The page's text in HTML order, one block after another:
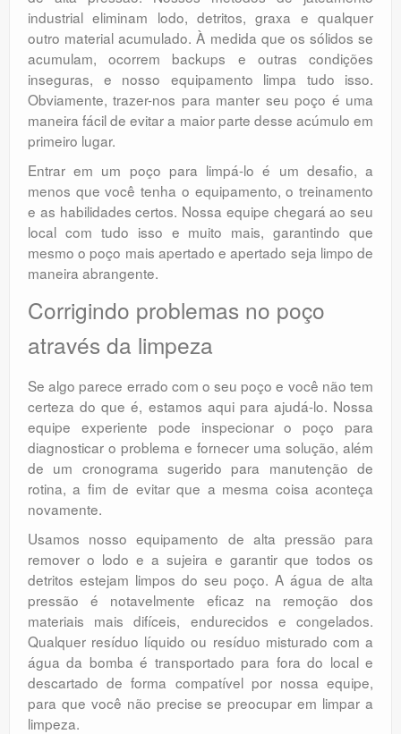
industrial eliminam lodo, detritos, graxa e qualquer
outro material acumulado. À medida que os sólidos se
acumulam, ocorrem backups e outras condições
inseguras, e nosso equipamento limpa tudo isso.
Obviamente, trazer-nos para manter seu poço é uma
maneira fácil de evitar a maior parte desse acúmulo em
primeiro lugar.
Entrar em um poço para limpá-lo é um desafio, a
menos que você tenha o equipamento, o treinamento
e as habilidades certos. Nossa equipe chegará ao seu
local com tudo isso e muito mais, garantindo que
mesmo o poço mais apertado e apertado seja limpo de
maneira abrangente.
Corrigindo problemas no poço
através da limpeza
Se algo parece errado com o seu poço e você não tem
certeza do que é, estamos aqui para ajudá-lo. Nossa
equipe experiente pode inspecionar o poço para
diagnosticar o problema e fornecer uma solução, além
de um cronograma sugerido para manutenção de
rotina, a fim de evitar que a mesma coisa aconteça
novamente.
Usamos nosso equipamento de alta pressão para
remover o lodo e a sujeira e garantir que todos os
detritos estejam limpos do seu poço. A água de alta
pressão é notavelmente eficaz na remoção dos
materiais mais difíceis, endurecidos e congelados.
Qualquer resíduo líquido ou resíduo misturado com a
água da bomba é transportado para fora do local e
descartado de forma compatível por nossa equipe,
para que você não precise se preocupar em limpar a
limpeza.